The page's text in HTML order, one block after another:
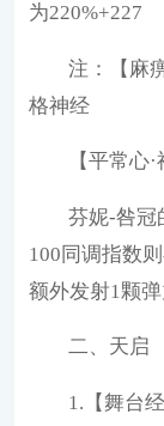
为220%+227
注：【麻
格神经
【平常心
芬妮-咎冠
100同调指数
额外发射1颗
二、天启
1.【舞台